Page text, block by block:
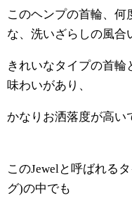
このヘンプの首輪、何
な、洗いざらしの風合
きれいなタイプの首輪
味わいがあり、
かなりお洒落度が高い
このJewelと呼ばれる
グ)の中でも